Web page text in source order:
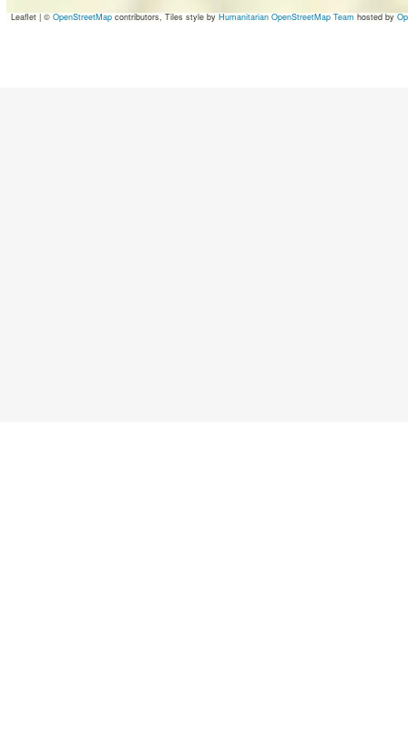
Leaflet|©OpenStreetMapcontributors, Tiles style byHumanitarian OpenStreetMap Teamhosted by